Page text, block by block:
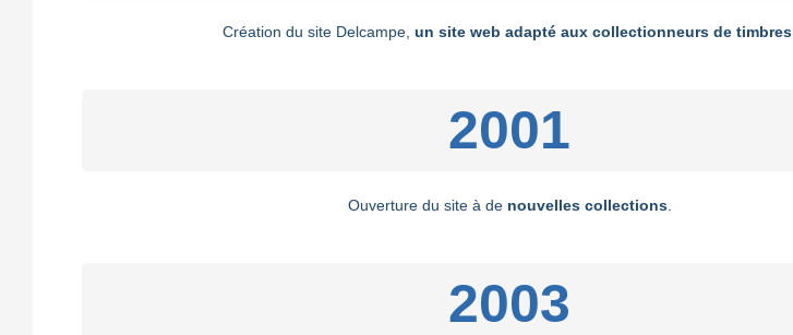
Création du site Delcampe, un site web adapté aux collectionneurs de timbres
2001
Ouverture du site à de nouvelles collections.
2003